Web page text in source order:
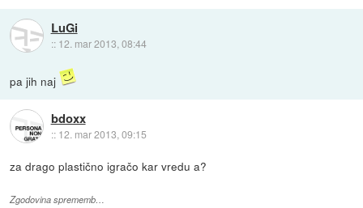
LuGi
:: 12. mar 2013, 08:44
pa jih naj
bdoxx
:: 12. mar 2013, 09:15
za drago plastično igračo kar vredu a?
Zgodovina sprememb…